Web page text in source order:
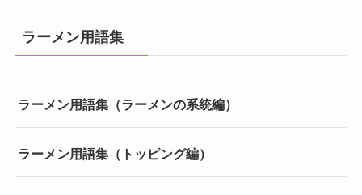
ラーメン用語集
ラーメン用語集（ラーメンの系統編）
ラーメン用語集（トッピング編）